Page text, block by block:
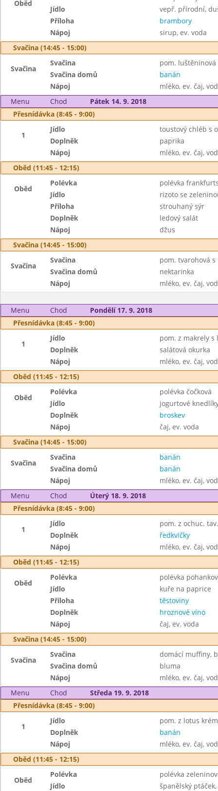
Oběd
Jídlo
vepř. přírodní,
Příloha
brambory
Nápoj
sirup, ev. voda
Svačina (14:45 - 15:00)
Svačina
Svačina
pom. luštěninová
Svačina domů
banán
Nápoj
mléko, ev. čaj,
Menu
Chod
Pátek 14. 9. 2018
Přesnídávka (8:45 - 9:00)
1
Jídlo
toustový chléb s
Doplněk
paprika
Nápoj
mléko, ev. čaj,
Oběd (11:45 - 12:15)
Oběd
Polévka
polévka
Jídlo
rizoto se
Příloha
strouhaný sýr
Doplněk
ledový salát
Nápoj
džus
Svačina (14:45 - 15:00)
Svačina
Svačina
pom. tvarohová
Svačina domů
nektarinka
Nápoj
mléko, ev. čaj,
Menu Chod
Pondělí 17. 9. 2018
Přesnídávka (8:45 - 9:00)
1
Jídlo
pom. z makrely s
Doplněk
salátová okurka
Nápoj
mléko, ev. čaj,
Oběd (11:45 - 12:15)
Oběd
Polévka
polévka čočková
Jídlo
jogurtové
Doplněk
broskev
Nápoj
čaj, ev. voda
Svačina (14:45 - 15:00)
Svačina
Svačina
banán
Svačina domů
banán
Nápoj
mléko, ev. čaj,
Menu
Chod
Úterý 18. 9. 2018
Přesnídávka (8:45 - 9:00)
1
Jídlo
pom. z ochuc.
Doplněk
ředkvičky
Nápoj
mléko, ev. čaj,
Oběd (11:45 - 12:15)
Oběd
Polévka
polévka
Jídlo
kuře na paprice
Příloha
těstoviny
Doplněk
hroznové víno
Nápoj
čaj, ev. voda
Svačina (14:45 - 15:00)
Svačina
Svačina
domácí muffiny,
Svačina domů
bluma
Nápoj
mléko, ev. čaj,
Menu
Chod
Středa 19. 9. 2018
Přesnídávka (8:45 - 9:00)
1
Jídlo
pom. z lotus
Doplněk
banán
Nápoj
mléko, ev. čaj,
Oběd (11:45 - 12:15)
Oběd
Polévka
polévka
Jídlo
španělský ptáček,